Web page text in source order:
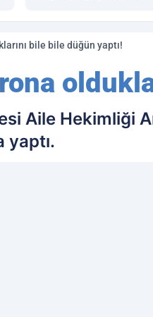
bile bile düğün yaptı!
Aile Hekimliği
yaptı.